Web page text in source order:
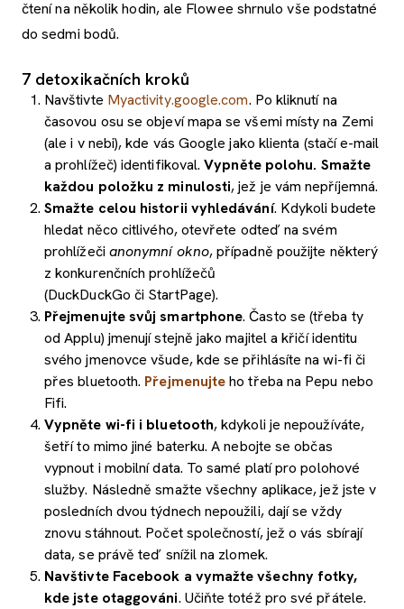
čtení na několik hodin, ale Flowee shrnulo vše podstatné
do sedmi bodů.
7 detoxikačních kroků
Navštivte Myactivity.google.com. Po kliknutí na
časovou osu se objeví mapa se všemi místy na Zemi
(ale i v nebi), kde vás Google jako klienta (stačí e-mail
a prohlížeč) identifikoval.Vypněte polohu. Smažte
každou položku z minulosti, jež je vám nepříjemná.
Smažte celou historii vyhledávání. Kdykoli budete
hledat něco citlivého, otevřete odteď na svém
prohlížeči anonymní okno, případně použijte některý
z konkurenčních prohlížečů
(DuckDuckGo či StartPage).
Přejmenujte svůj smartphone. Často se (třeba ty
od Applu) jmenují stejně jako majitel a křičí identitu
svého jmenovce všude, kde se přihlásíte na wi-fi či
přes bluetooth. Přejmenujteho třeba na Pepu nebo
Fifi.
Vypněte wi-fi i bluetooth, kdykoli je nepoužíváte,
šetří to mimo jiné baterku. A nebojte se občas
vypnout i mobilní data. To samé platí pro polohové
služby. Následně smažte všechny aplikace, jež jste v
posledních dvou týdnech nepoužili, dají se vždy
znovu stáhnout. Počet společností, jež o vás sbírají
data, se právě teď snížil na zlomek.
Navštivte Facebook a vymažte všechny fotky,
kde jste otaggováni. Učiňte totéž pro své přátele.